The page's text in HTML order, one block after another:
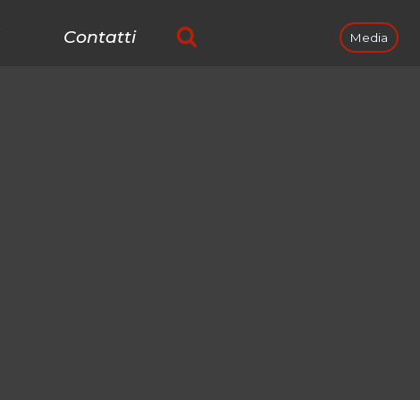
Contatti Media